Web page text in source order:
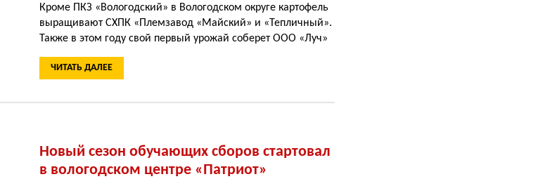
Кроме ПКЗ «Вологодский» в Вологодском округе картофель
выращивают СХПК «Племзавод «Майский» и «Тепличный».
Также в этом году свой первый урожай соберет ООО «Луч»
ЧИТАТЬ ДАЛЕЕ
Новый сезон обучающих сборов стартовал
в вологодском центре «Патриот»